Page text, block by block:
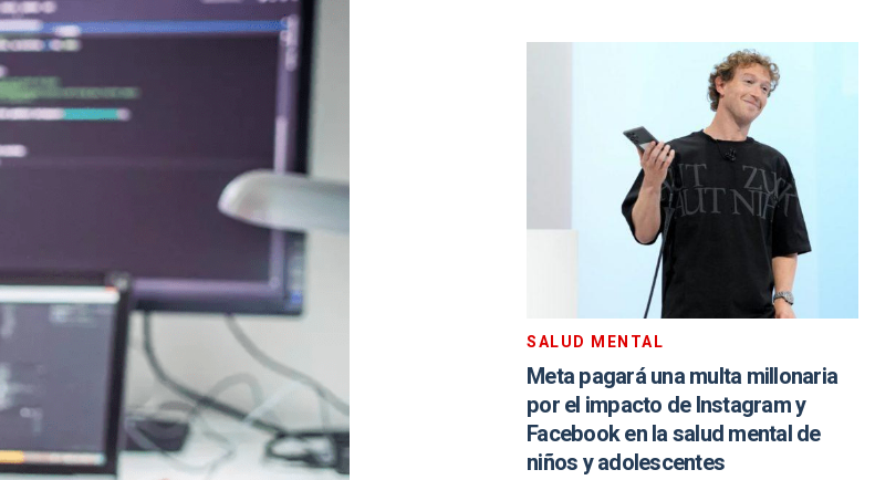
SALUD MENTAL
Meta pagará una multa millonaria
por el impacto de Instagram y
Facebook en la salud mental de
niños y adolescentes